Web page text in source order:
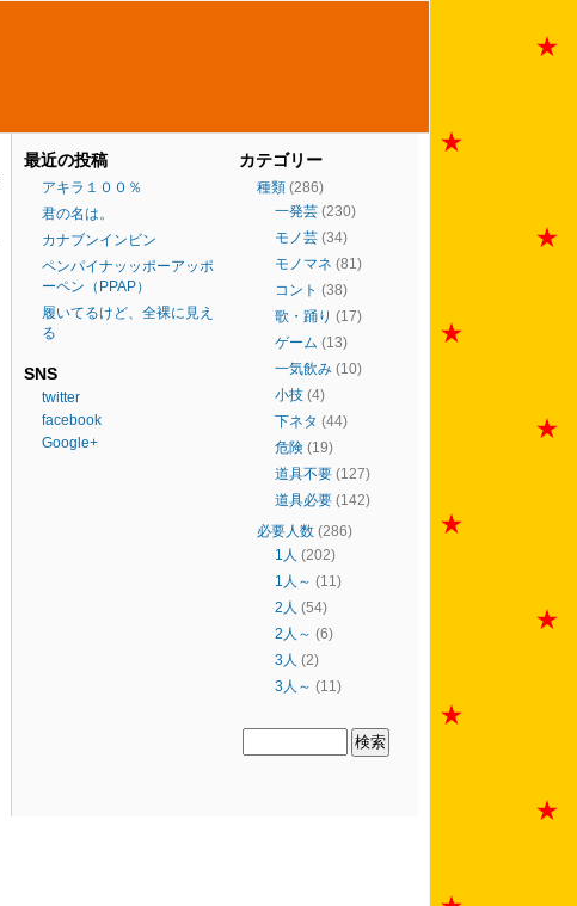
最近の投稿
アキラ１００％
君の名は。
カナブンインビン
ペンパイナッッポーアッポ
ーペン（PPAP）
履いてるけど、全裸に見え
る
SNS
twitter
facebook
Google+
カテゴリー
種類(286)
一発芸(230)
モノ芸(34)
モノマネ (81)
コント (38)
歌・踊り (17)
ゲーム (13)
一気飲み(10)
小技(4)
下ネタ (44)
危険(19)
道具不要(127)
道具必要(142)
必要人数(286)
1人 (202)
1人～ (11)
2人 (54)
2人～ (6)
3人 (2)
3人～ (11)